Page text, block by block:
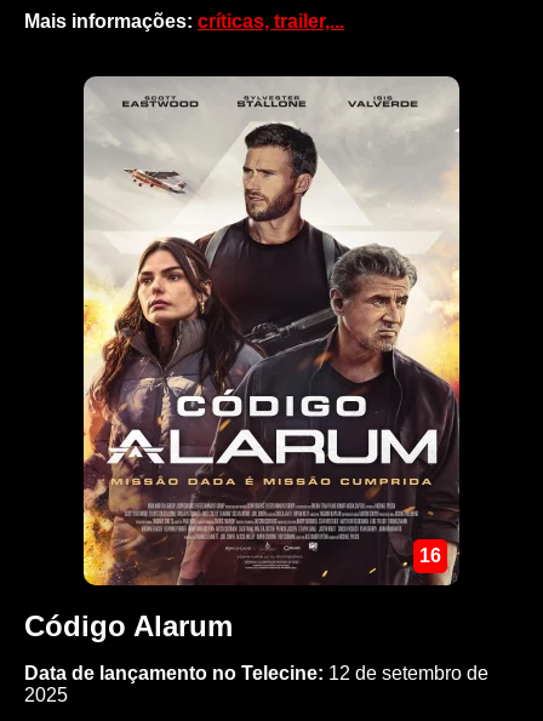
Mais informações: críticas, trailer,...
16
Código Alarum
Data de lançamento no Telecine: 12 de setembro de
2025